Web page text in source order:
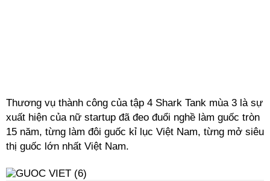
Thương vụ thành công của tập 4 Shark Tank mùa 3 là sự
xuất hiện của nữ startup đã đeo đuổi nghề làm guốc tròn
15 năm, từng làm đôi guốc kỉ lục Việt Nam, từng mở siêu
thị guốc lớn nhất Việt Nam.